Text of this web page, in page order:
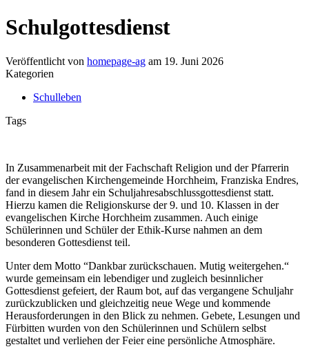
Schulgottesdienst
Veröffentlicht von homepage-ag am 19. Juni 2026
Kategorien
Schulleben
Tags
In Zusammenarbeit mit der Fachschaft Religion und der Pfarrerin
der evangelischen Kirchengemeinde Horchheim, Franziska Endres,
fand in diesem Jahr ein Schuljahresabschlussgottesdienst statt.
Hierzu kamen die Religionskurse der 9. und 10. Klassen in der
evangelischen Kirche Horchheim zusammen. Auch einige
Schülerinnen und Schüler der Ethik-Kurse nahmen an dem
besonderen Gottesdienst teil.
Unter dem Motto “Dankbar zurückschauen. Mutig weitergehen.“
wurde gemeinsam ein lebendiger und zugleich besinnlicher
Gottesdienst gefeiert, der Raum bot, auf das vergangene Schuljahr
zurückzublicken und gleichzeitig neue Wege und kommende
Herausforderungen in den Blick zu nehmen. Gebete, Lesungen und
Fürbitten wurden von den Schülerinnen und Schülern selbst
gestaltet und verliehen der Feier eine persönliche Atmosphäre.